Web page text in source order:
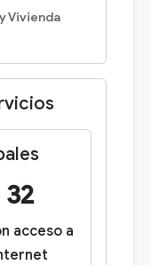
Vivienda
32
acceso a